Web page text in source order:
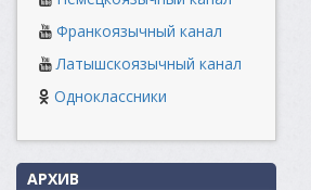
Франкоязычный канал
Латышскоязычный канал
Одноклассники
АРХИВ